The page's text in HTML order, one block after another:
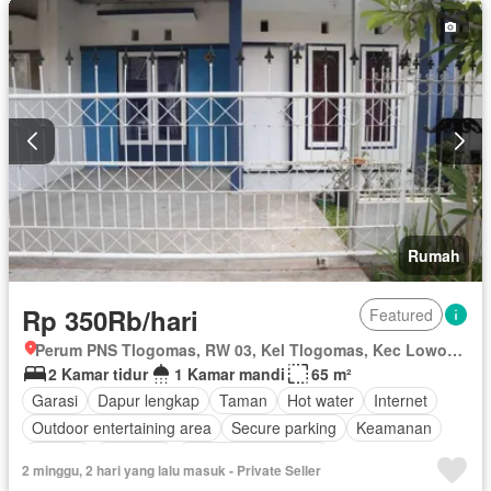
Taman Taman atap Tangki air Garasi
Teras
Wifi Berperabot lengkap
Rumah
Rp 350Rb/hari
Featured
Perum PNS Tlogomas, RW 03, Kel Tlogomas, Kec Lowokwaru, Kota Malang, Merjosari, Kota Malang, Klojen, Jawa Timur
2 Kamar tidur
1 Kamar mandi
65 m²
Garasi
Dapur lengkap Taman Hot water
Internet
Outdoor entertaining area
Secure parking
Keamanan
2 minggu, 2 hari yang lalu masuk - Private Seller